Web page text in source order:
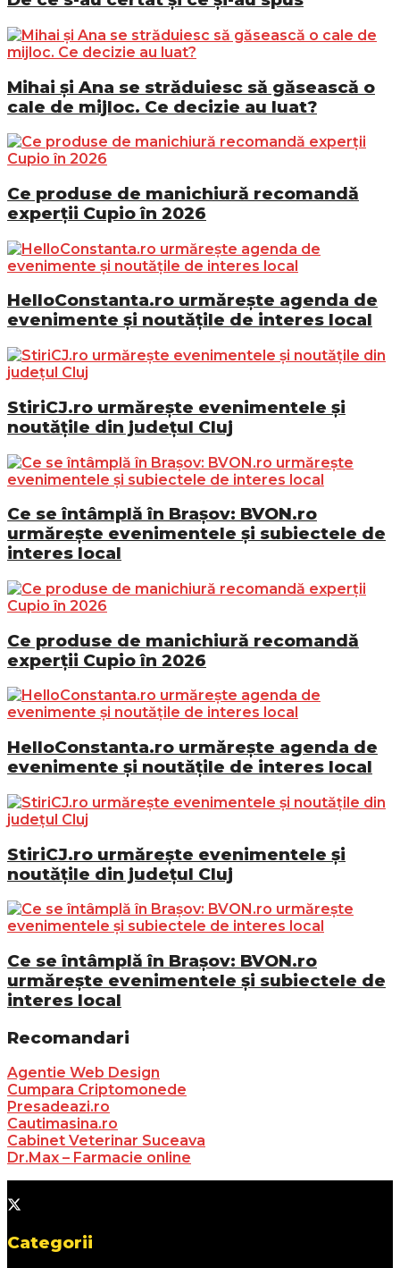
Mihai și Ana se străduiesc să găsească o
cale de mijloc. Ce decizie au luat?
Ce produse de manichiură recomandă
experții Cupio în 2026
HelloConstanta.ro urmărește agenda de
evenimente și noutățile de interes local
StiriCJ.ro urmărește evenimentele și
noutățile din județul Cluj
Ce se întâmplă în Brașov: BVON.ro
urmărește evenimentele și subiectele de
interes local
Ce produse de manichiură recomandă
experții Cupio în 2026
HelloConstanta.ro urmărește agenda de
evenimente și noutățile de interes local
StiriCJ.ro urmărește evenimentele și
noutățile din județul Cluj
Ce se întâmplă în Brașov: BVON.ro
urmărește evenimentele și subiectele de
interes local
Recomandari
Agentie Web Design
Cumpara Criptomonede
Presadeazi.ro
Cautimasina.ro
Cabinet Veterinar Suceava
Dr.Max – Farmacie online
Categorii